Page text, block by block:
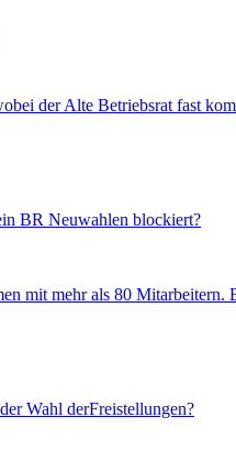
der Alte Betriebsrat fast
BR Neuwahlen blockiert?
mit mehr als 80
Wahl derFreistellungen?